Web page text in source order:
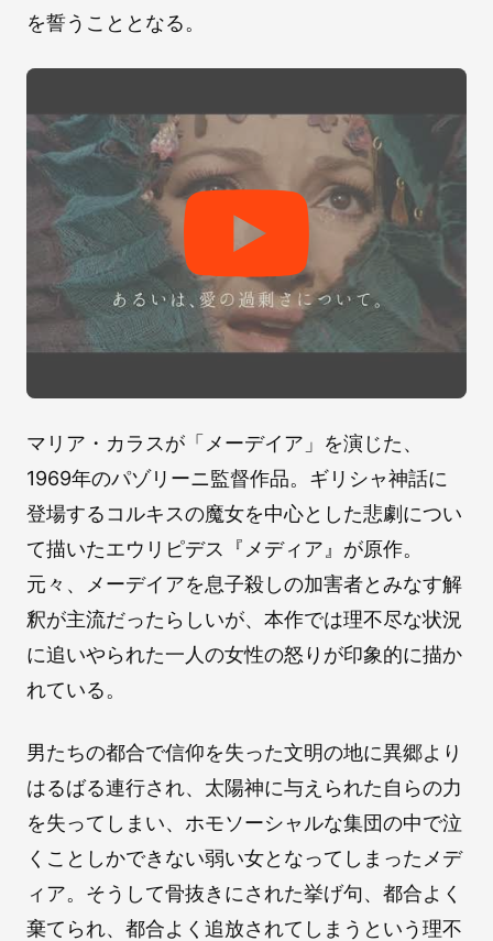
を誓うこととなる。
マリア・カラスが「メーデイア」を演じた、
1969年のパゾリーニ監督作品。ギリシャ神話に
登場するコルキスの魔女を中心とした悲劇につい
て描いたエウリピデス『メディア』が原作。
元々、メーデイアを息子殺しの加害者とみなす解
釈が主流だったらしいが、本作では理不尽な状況
に追いやられた一人の女性の怒りが印象的に描か
れている。
男たちの都合で信仰を失った文明の地に異郷より
はるばる連行され、太陽神に与えられた自らの力
を失ってしまい、ホモソーシャルな集団の中で泣
くことしかできない弱い女となってしまったメデ
ィア。そうして骨抜きにされた挙げ句、都合よく
棄てられ、都合よく追放されてしまうという理不